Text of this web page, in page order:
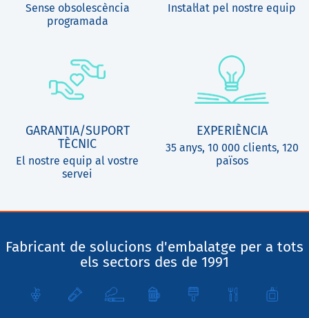
Sense obsolescència
programada
Instal·lat pel nostre equip
GARANTIA/SUPORT
TÈCNIC
El nostre equip al vostre
servei
EXPERIÈNCIA
35 anys, 10 000 clients, 120
països
Fabricant de solucions d'embalatge per a tots
els sectors des de 1991